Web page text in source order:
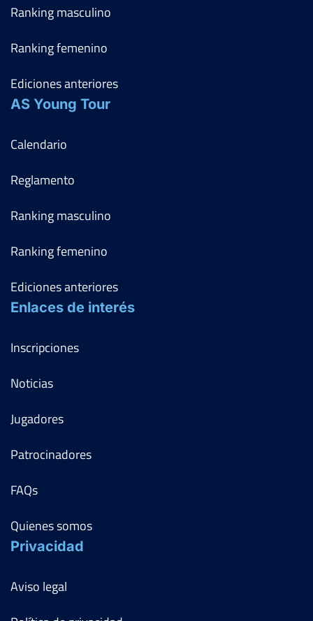
Ranking masculino
Ranking femenino
Ediciones anteriores
AS Young Tour
Calendario
Reglamento
Ranking masculino
Ranking femenino
Ediciones anteriores
Enlaces de interés
Inscripciones
Noticias
Jugadores
Patrocinadores
FAQs
Quienes somos
Privacidad
Aviso legal